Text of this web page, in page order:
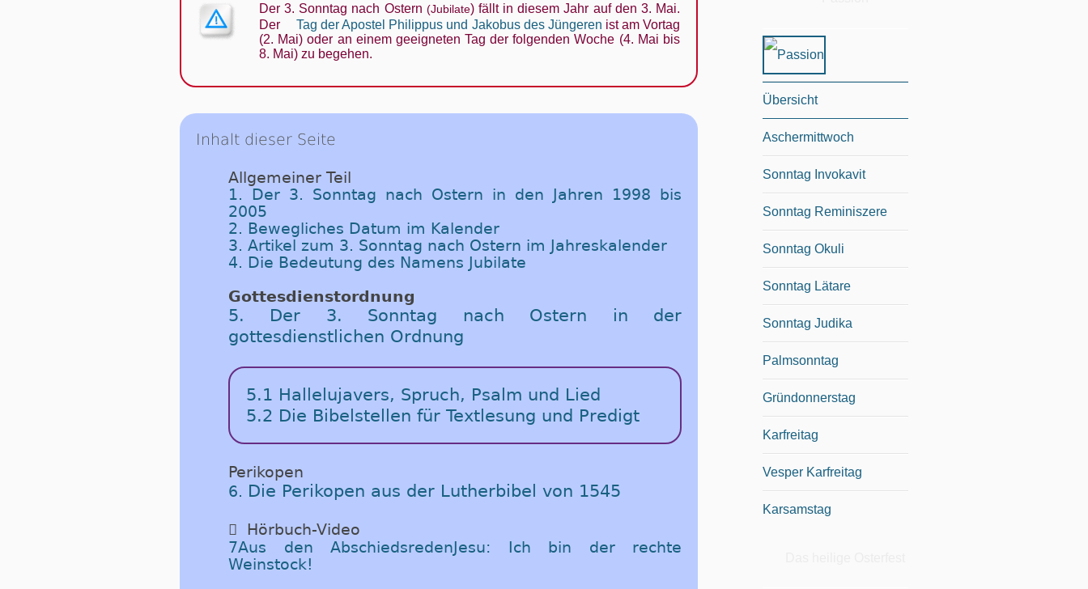
Der 3. Sonntag nach Ostern (Jubilate) fällt in diesem Jahr auf den 3. Mai.
Der
Tag der Apostel Philippus und Jakobus des Jüngeren ist am Vortag
(2. Mai) oder an einem geeigneten Tag der folgenden Woche (4. Mai bis
8. Mai) zu begehen.
Inhalt dieser Seite
Allgemeiner Teil
1. Der 3. Sonntag nach Ostern in den Jahren 1998 bis
2005
2. Bewegliches Datum im Kalender
3. Artikel zum 3. Sonntag nach Ostern im Jahreskalender
4. Die Bedeutung des Namens Jubilate
Gottesdienstordnung
5. Der 3. Sonntag nach Ostern in der
gottesdienstlichen Ordnung
5.1 Hallelujavers, Spruch, Psalm und Lied
5.2 Die Bibelstellen für Textlesung und Predigt
Perikopen
6. Die Perikopen aus der Lutherbibel von 1545
 Hörbuch-Video
7Aus den AbschiedsredenJesu: Ich bin der rechte
Weinstock!
Übersicht
Aschermittwoch
Sonntag Invokavit
Sonntag Reminiszere
Sonntag Okuli
Sonntag Lätare
Sonntag Judika
Palmsonntag
Gründonnerstag
Karfreitag
Vesper Karfreitag
Karsamstag